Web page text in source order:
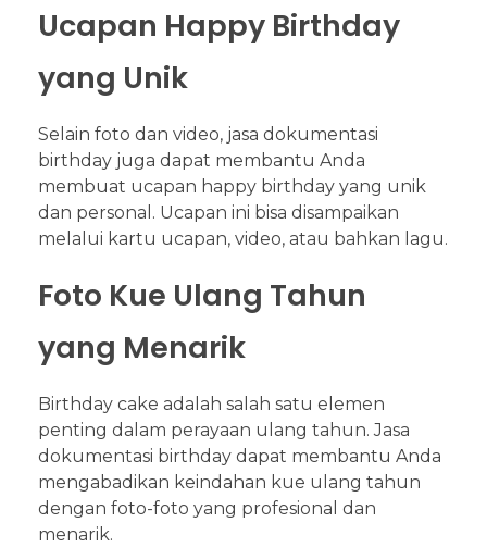
Ucapan Happy Birthday
yang Unik
Selain foto dan video, jasa dokumentasi
birthday juga dapat membantu Anda
membuat ucapan happy birthday yang unik
dan personal. Ucapan ini bisa disampaikan
melalui kartu ucapan, video, atau bahkan lagu.
Foto Kue Ulang Tahun
yang Menarik
Birthday cake adalah salah satu elemen
penting dalam perayaan ulang tahun. Jasa
dokumentasi birthday dapat membantu Anda
mengabadikan keindahan kue ulang tahun
dengan foto-foto yang profesional dan
menarik.